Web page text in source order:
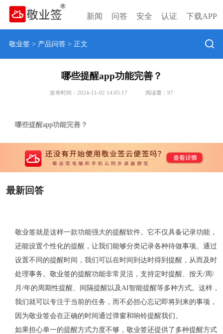
新闻 问答 安全 认证 下载APP
敬业签> 产品问答> 正文
哪些提醒app功能完善？
发布时间：2024-11-02 14:05:17 阅读量： 97
哪些提醒app功能完善？
最新回答
敬业签就是这样一款功能强大的提醒软件。它不仅具备记录功能，
还能设置个性化的提醒，让我们能够分类记录各种待做事项。通过
设置不同的提醒时间，我们可以在时间到达时得到提醒，从而及时
处理事务。敬业签的提醒功能非常灵活，支持定时提醒、按天/周/
月/年的周期性提醒、间隔提醒以及AI智能提醒等多种方式。这样，
我们就可以专注于当前的任务，而不必担心忘记即将到来的事项，
因为敬业签会在正确的时间通过弹窗和响铃提醒我们。
如果担心单一的提醒方式力度不够，敬业签还提供了多种提醒方式